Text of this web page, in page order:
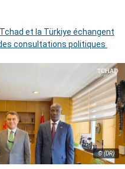
et la Türkiye échangent
consultations politiques
© (DR)